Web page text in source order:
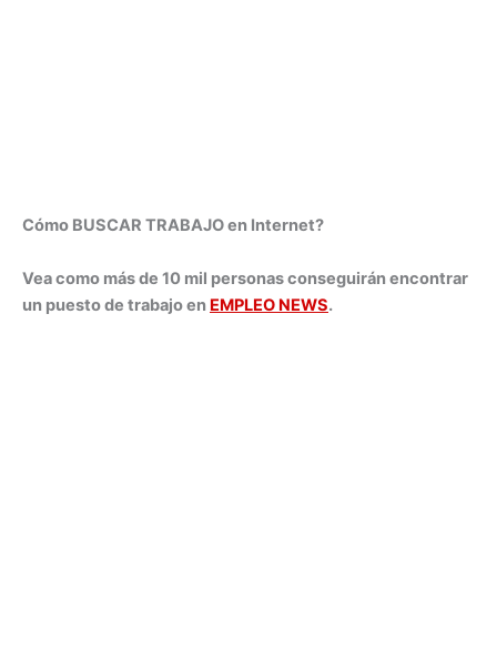
Cómo BUSCAR TRABAJO en Internet?
Vea como más de 10 mil personas conseguirán encontrar
un puesto de trabajo en EMPLEO NEWS.